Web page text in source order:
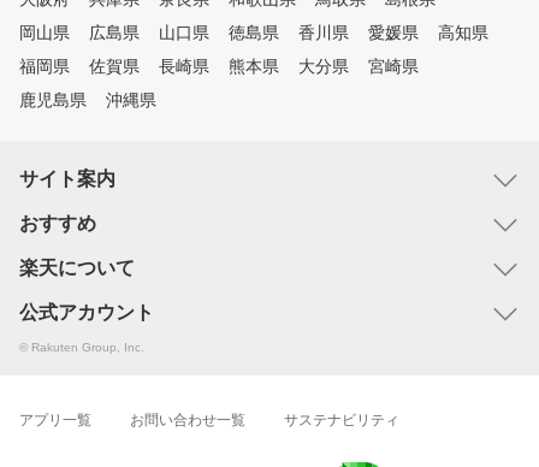
岡山県
広島県 山口県 徳島県 香川県 愛媛県
高知県
福岡県
佐賀県 長崎県 熊本県 大分県
宮崎県
鹿児島県
沖縄県
サイト案内
おすすめ
楽天について
公式アカウント
© Rakuten Group, Inc.
アプリ一覧 お問い合わせ一覧 サステナビリティ